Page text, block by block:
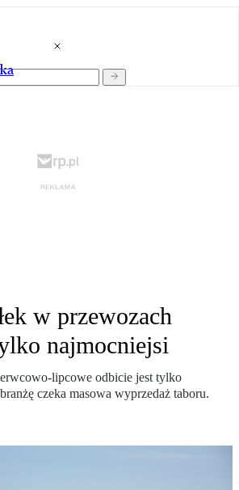
w przewozach
najmocniejsi
lipcowe odbicie jest tylko
czeka masowa wyprzedaż taboru.